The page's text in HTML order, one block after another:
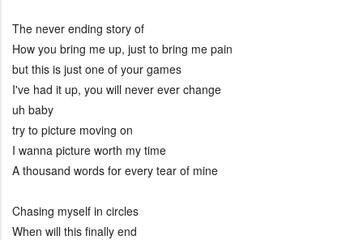
The never ending story of
How you bring me up, just to bring me pain
but this is just one of your games
I've had it up, you will never ever change
uh baby
try to picture moving on
I wanna picture worth my time
A thousand words for every tear of mine
Chasing myself in circles
When will this finally end